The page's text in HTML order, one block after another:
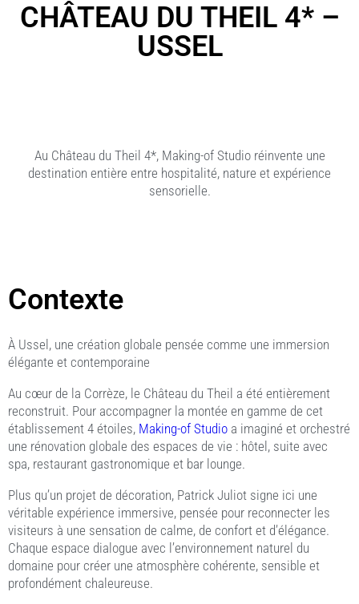
CHÂTEAU DU THEIL 4* –
USSEL
Au Château du Theil 4*, Making-of Studio réinvente une
destination entière entre hospitalité, nature et expérience
sensorielle.
Contexte
À Ussel, une création globale pensée comme une immersion
élégante et contemporaine
Au cœur de la Corrèze, le Château du Theil a été entièrement
reconstruit. Pour accompagner la montée en gamme de cet
établissement 4 étoiles, Making-of Studio a imaginé et orchestré
une rénovation globale des espaces de vie : hôtel, suite avec
spa, restaurant gastronomique et bar lounge.
Plus qu’un projet de décoration, Patrick Juliot signe ici une
véritable expérience immersive, pensée pour reconnecter les
visiteurs à une sensation de calme, de confort et d’élégance.
Chaque espace dialogue avec l’environnement naturel du
domaine pour créer une atmosphère cohérente, sensible et
profondément chaleureuse.